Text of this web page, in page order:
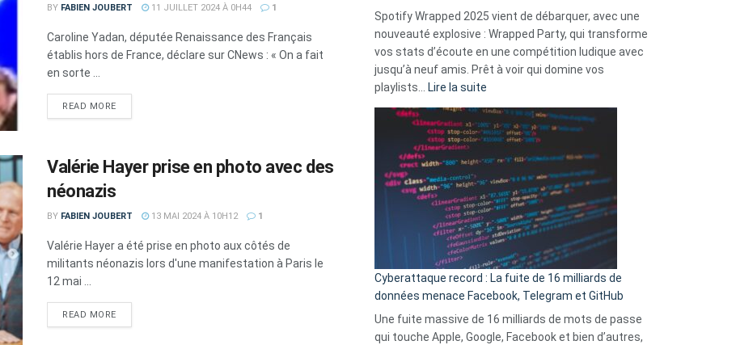
BY FABIEN JOUBERT 11 JUILLET 2024 À 0H44 1
Caroline Yadan, députée Renaissance des Français
établis hors de France, déclare sur CNews : « On a fait
en sorte ...
READ MOREDETAILS
Valérie Hayer prise en photo avec des
néonazis
BY FABIEN JOUBERT 13 MAI 2024 À 10H12 1
Valérie Hayer a été prise en photo aux côtés de
militants néonazis lors d'une manifestation à Paris le
12 mai ...
READ MOREDETAILS
Solly
change
la
vie
sans-
abri
en
3
secondes
Spotify Wrapped 2025 vient de débarquer, avec une
nouveauté explosive : Wrapped Party, qui transforme
vos stats d’écoute en une compétition ludique avec
jusqu’à neuf amis. Prêt à voir qui domine vos
playlists…
Lire la suite
Wrapped
2025
est
:
Le
Wrapped
Party
pour
comparer
vos
goûts
musicaux
Cyberattaque record : La fuite de 16 milliards de
données menace Facebook, Telegram et GitHub
Une fuite massive de 16 milliards de mots de passe
qui touche Apple, Google, Facebook et bien d’autres,